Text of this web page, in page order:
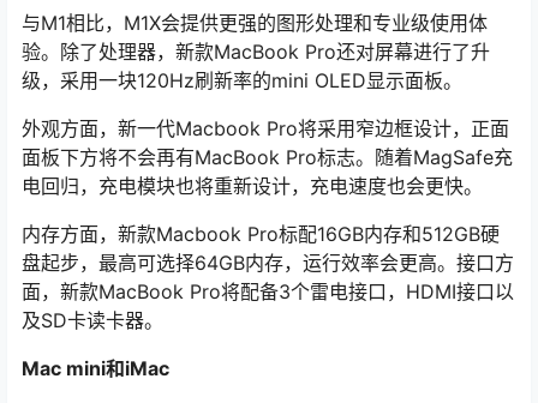
与M1相比，M1X会提供更强的图形处理和专业级使用体
验。除了处理器，新款MacBook Pro还对屏幕进行了升
级，采用一块120Hz刷新率的mini OLED显示面板。
外观方面，新一代Macbook Pro将采用窄边框设计，正面
面板下方将不会再有MacBook Pro标志。随着MagSafe充
电回归，充电模块也将重新设计，充电速度也会更快。
内存方面，新款Macbook Pro标配16GB内存和512GB硬
盘起步，最高可选择64GB内存，运行效率会更高。接口方
面，新款MacBook Pro将配备3个雷电接口，HDMI接口以
及SD卡读卡器。
Mac mini和iMac